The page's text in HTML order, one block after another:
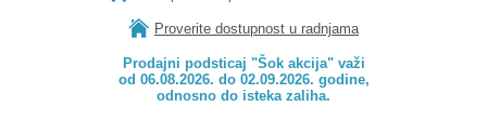
Proverite dostupnost u radnjama
Prodajni podsticaj "Šok akcija" važi
od 06.08.2026. do 02.09.2026. godine,
odnosno do isteka zaliha.